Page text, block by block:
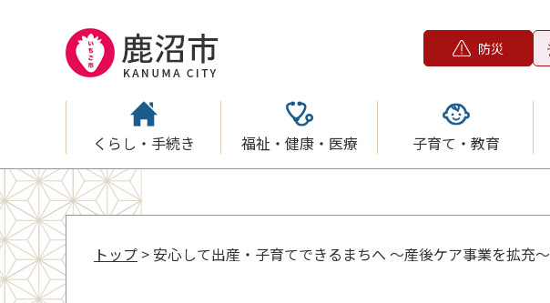
防災
くらし・手続き 福祉・健康・医療 子育て・教育
トップ > 安心して出産・子育てできるまちへ ～産後ケア事業を拡充～